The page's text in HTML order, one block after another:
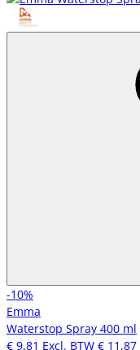
-10%
Emma
Waterstop Spray 400 ml
€ 9,81 Excl. BTW € 11,87